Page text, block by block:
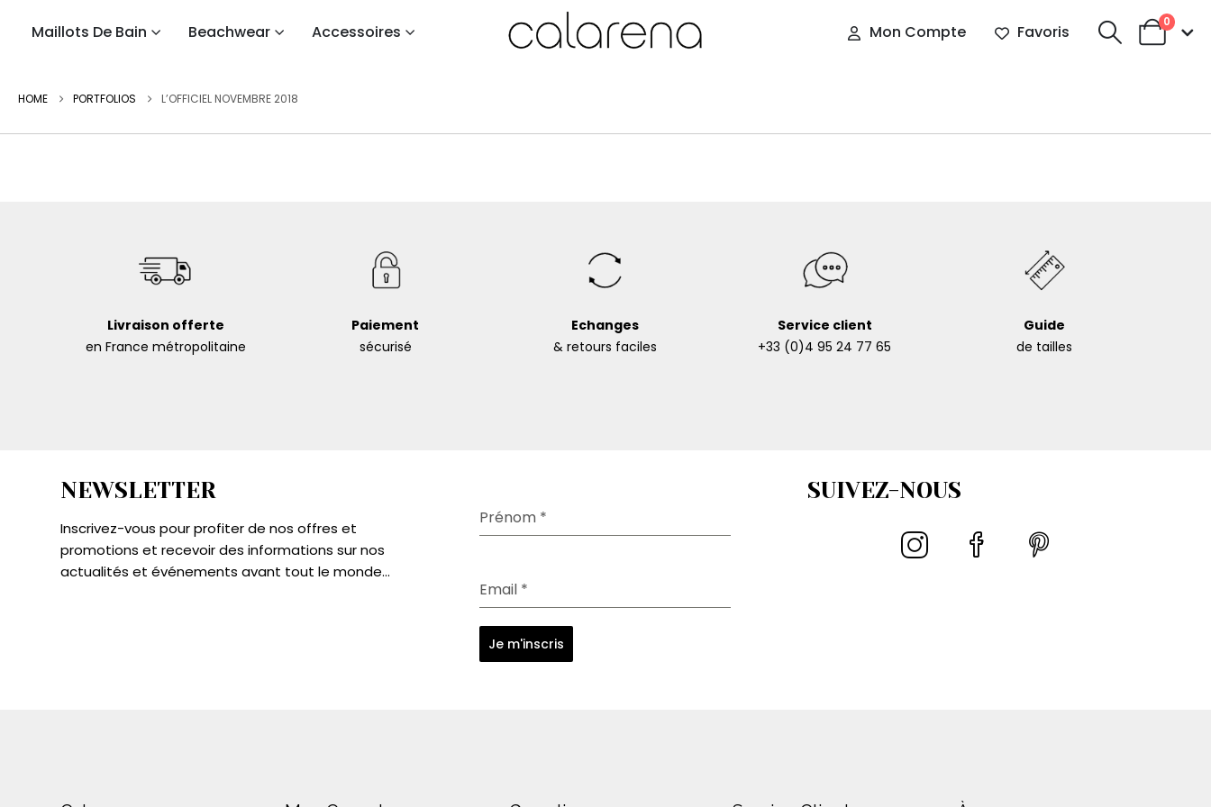
Maillots De Bain Beachwear Accessoires Mon Compte Favoris 0
HOME PORTFOLIOS L’OFFICIEL NOVEMBRE 2018
Livraison offerte
en France métropolitaine
Paiement
sécurisé
Echanges
& retours faciles
Service client
+33 (0)4 95 24 77 65
Guide
de tailles
NEWSLETTER
Inscrivez-vous pour profiter de nos offres et
promotions et recevoir des informations sur nos
actualités et événements avant tout le monde...
Prénom *
Email *
Je m'inscris
SUIVEZ-NOUS